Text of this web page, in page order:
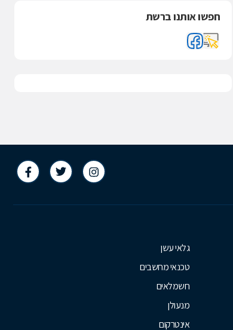
חפשו אותנו ברשת
גלאי עשן
טכנאי מחשבים
חשמלאים
מנעולן
אינטרקום